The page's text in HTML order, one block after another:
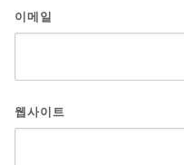
이메일
웹사이트